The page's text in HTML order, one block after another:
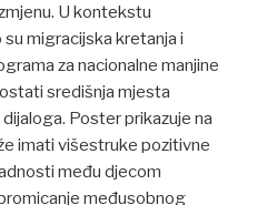
U kontekstu
migracijska kretanja i
za nacionalne manjine
središnja mjesta
Poster prikazuje na
imati višestruke pozitivne
među djecom
međusobnog